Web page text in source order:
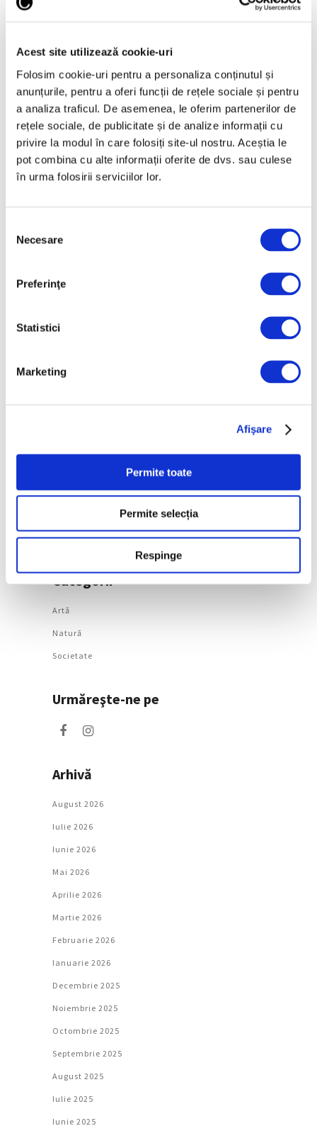
Acest site utilizează cookie-uri
Folosim cookie-uri pentru a personaliza conținutul și
anunțurile, pentru a oferi funcții de rețele sociale și pentru
a analiza traficul. De asemenea, le oferim partenerilor de
rețele sociale, de publicitate și de analize informații cu
privire la modul în care folosiți site-ul nostru. Aceștia le
pot combina cu alte informații oferite de dvs. sau culese
în urma folosirii serviciilor lor.
consimțământului
Necesare
Preferinţe
Statistici
Marketing
Afişare
Permite toate
Permite selecția
Respinge
Lucrare de artă publică
emblematică a lui Christo și
Jeanne-Claude, în versiune A.R.
Articole recente
surorile Edma și Berthe
Morisot reapar public
după decenii
7 August 2026
Categorii
Artǎ
Natură
Societate
Urmăreşte-ne pe
Arhivă
August 2026
Iulie 2026
Iunie 2026
Mai 2026
Aprilie 2026
Martie 2026
Februarie 2026
Ianuarie 2026
Decembrie 2025
Noiembrie 2025
Octombrie 2025
Septembrie 2025
August 2025
Iulie 2025
Iunie 2025